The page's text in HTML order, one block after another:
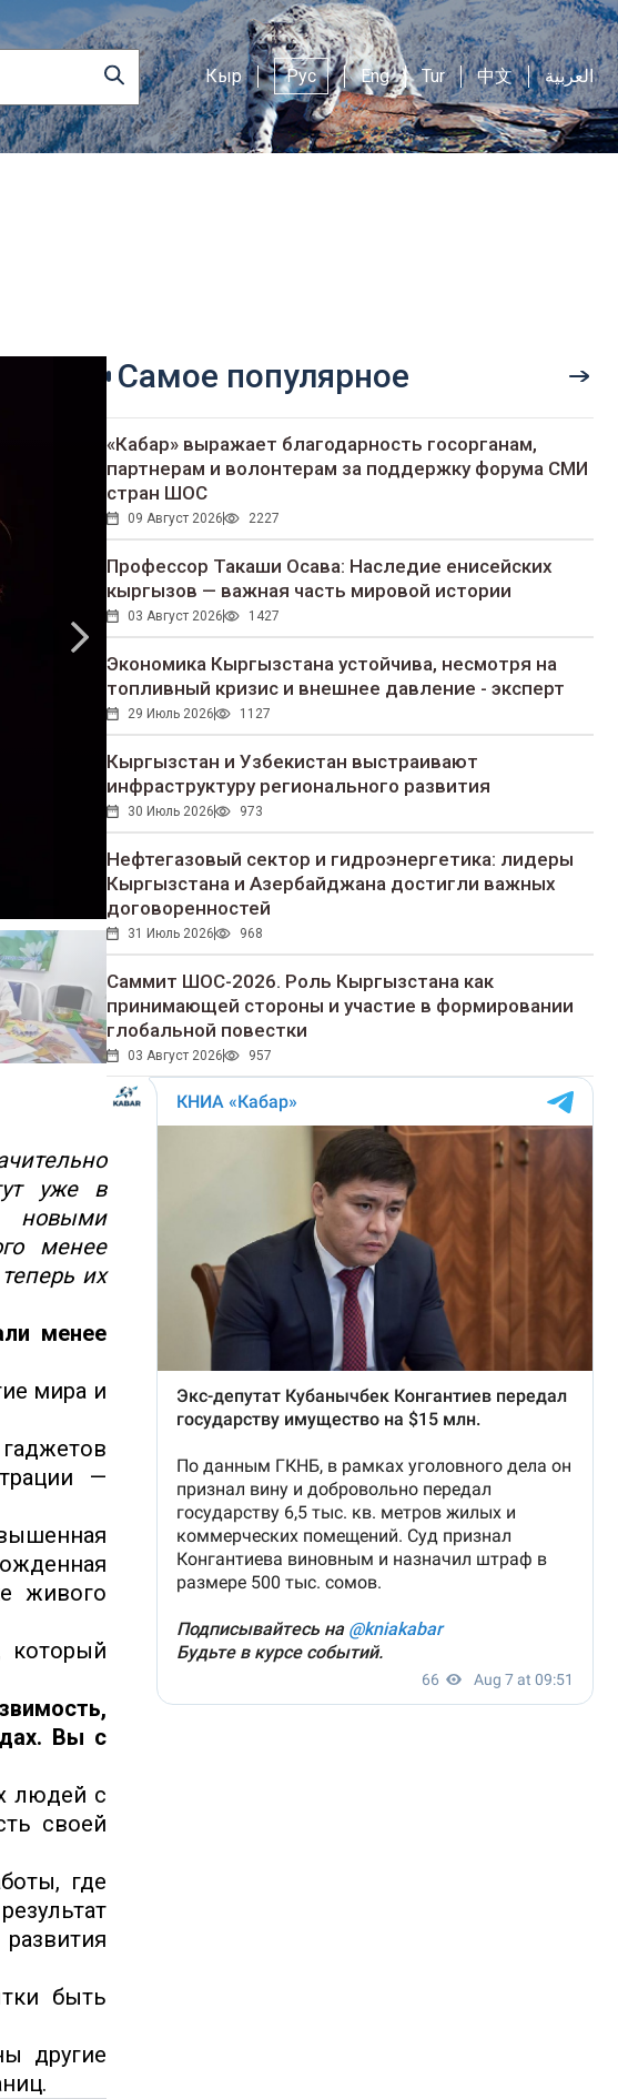
Кыр Рус Eng Tur 中文 العربية
уже в
новыми
менее
их
менее
мира и
—
живого
который
Вы с
людей с
своей
где
быть
другие
Самое популярное
«Кабар» выражает благодарность госорганам,
партнерам и волонтерам за поддержку форума СМИ
стран ШОС
09 Август 2026 2227
Профессор Такаши Осава: Наследие енисейских
кыргызов — важная часть мировой истории
03 Август 2026 1427
Экономика Кыргызстана устойчива, несмотря на
топливный кризис и внешнее давление - эксперт
29 Июль 2026 1127
Кыргызстан и Узбекистан выстраивают
инфраструктуру регионального развития
30 Июль 2026 973
Нефтегазовый сектор и гидроэнергетика: лидеры
Кыргызстана и Азербайджана достигли важных
договоренностей
31 Июль 2026 968
Саммит ШОС-2026. Роль Кыргызстана как
принимающей стороны и участие в формировании
глобальной повестки
03 Август 2026 957